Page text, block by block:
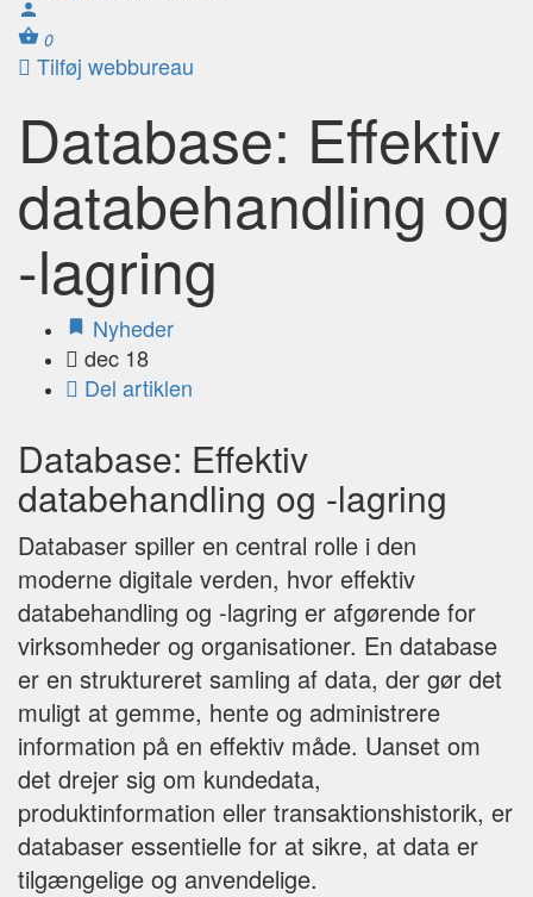
0
Tilføj webbureau
Database: Effektiv
databehandling og
-lagring
Nyheder
dec 18
Del artiklen
Database: Effektiv
databehandling og -lagring
Databaser spiller en central rolle i den
moderne digitale verden, hvor effektiv
databehandling og -lagring er afgørende for
virksomheder og organisationer. En database
er en struktureret samling af data, der gør det
muligt at gemme, hente og administrere
information på en effektiv måde. Uanset om
det drejer sig om kundedata,
produktinformation eller transaktionshistorik, er
databaser essentielle for at sikre, at data er
tilgængelige og anvendelige.